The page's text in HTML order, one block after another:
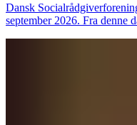
Dansk
september 2026. Fra denne